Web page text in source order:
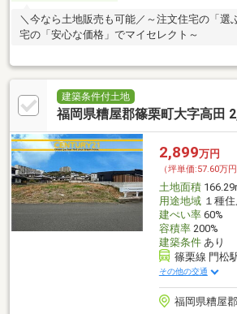
＼今なら土地販売も可能／～注文住宅の「選
宅の「安心な価格」でマイセレクト～
建築条件付土地
福岡県糟屋郡篠栗町大字高田
2,899万円
（坪単価:57.60万円
土地面積
用途地域１種住
建ぺい率60%
容積率200%
建築条件あり
篠栗線 門松
その他の交通
福岡県糟屋